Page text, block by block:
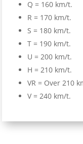
Q = 160 km/t.
R = 170 km/t.
S = 180 km/t.
T = 190 km/t.
U = 200 km/t.
H = 210 km/t.
VR = Over 210
V = 240 km/t.